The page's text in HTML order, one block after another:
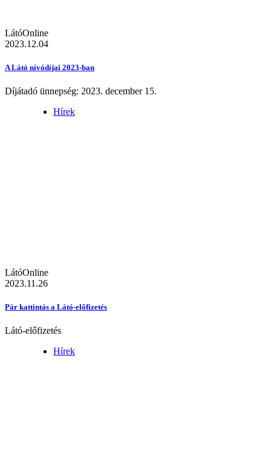
LátóOnline
2023.12.04
A Látó nívódíjai 2023-ban
Díjátadó ünnepség: 2023. december 15.
Hírek
LátóOnline
2023.11.26
Pár kattintás a Látó-előfizetés
Látó-előfizetés
Hírek